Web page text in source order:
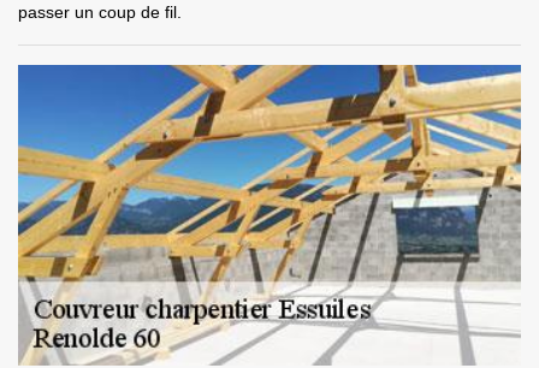
passer un coup de fil.